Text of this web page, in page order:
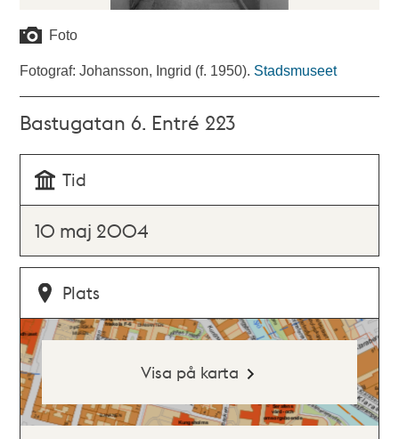
Foto
Fotograf: Johansson, Ingrid (f. 1950). Stadsmuseet
Bastugatan 6. Entré 223
Tid
10 maj 2004
Plats
Visa på karta